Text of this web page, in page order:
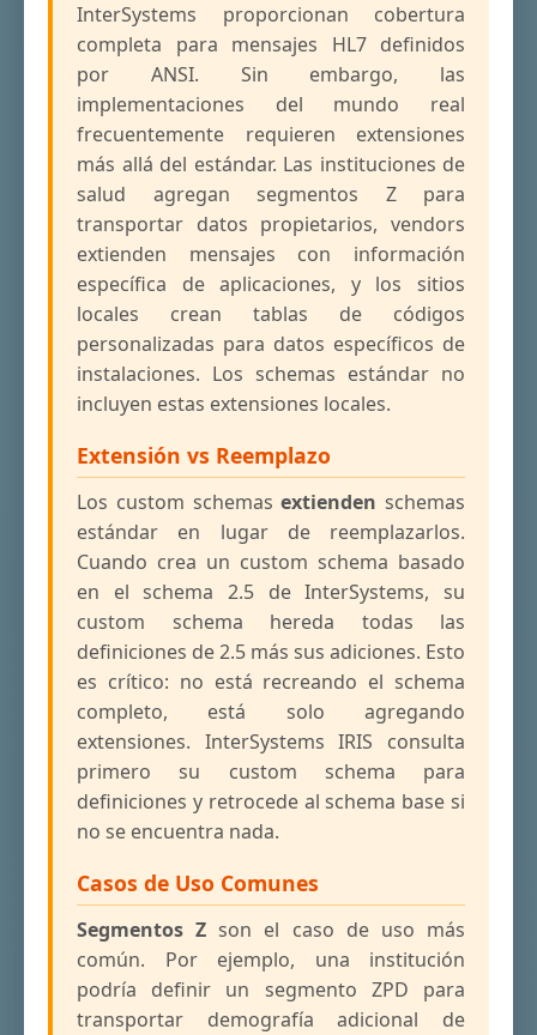
InterSystems proporcionan cobertura
completa para mensajes HL7 definidos
por ANSI. Sin embargo, las
implementaciones del mundo real
frecuentemente requieren extensiones
más allá del estándar. Las instituciones de
salud agregan segmentos Z para
transportar datos propietarios, vendors
extienden mensajes con información
específica de aplicaciones, y los sitios
locales crean tablas de códigos
personalizadas para datos específicos de
instalaciones. Los schemas estándar no
incluyen estas extensiones locales.
Extensión vs Reemplazo
Los custom schemasextienden schemas
estándar en lugar de reemplazarlos.
Cuando crea un custom schema basado
en el schema 2.5 de InterSystems, su
custom schema hereda todas las
definiciones de 2.5 más sus adiciones. Esto
es crítico: no está recreando el schema
completo, está solo agregando
extensiones. InterSystems IRIS consulta
primero su custom schema para
definiciones y retrocede al schema base si
no se encuentra nada.
Casos de Uso Comunes
Segmentos Z son el caso de uso más
común. Por ejemplo, una institución
podría definir un segmento ZPD para
transportar demografía adicional de